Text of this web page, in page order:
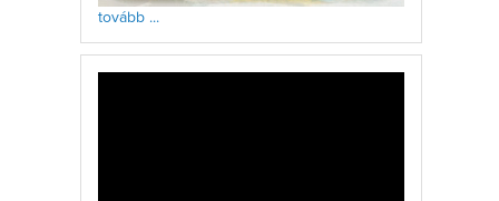
tovább ...